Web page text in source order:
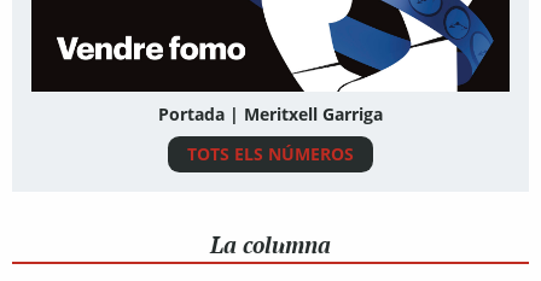
Portada | Meritxell Garriga
TOTS ELS NÚMEROS
La columna